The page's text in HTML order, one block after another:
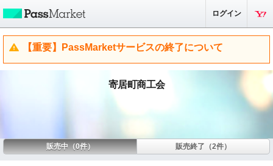
ログイン
【重要】PassMarketサービスの終了について
寄居町商工会
販売中（0件） 販売終了（2件）